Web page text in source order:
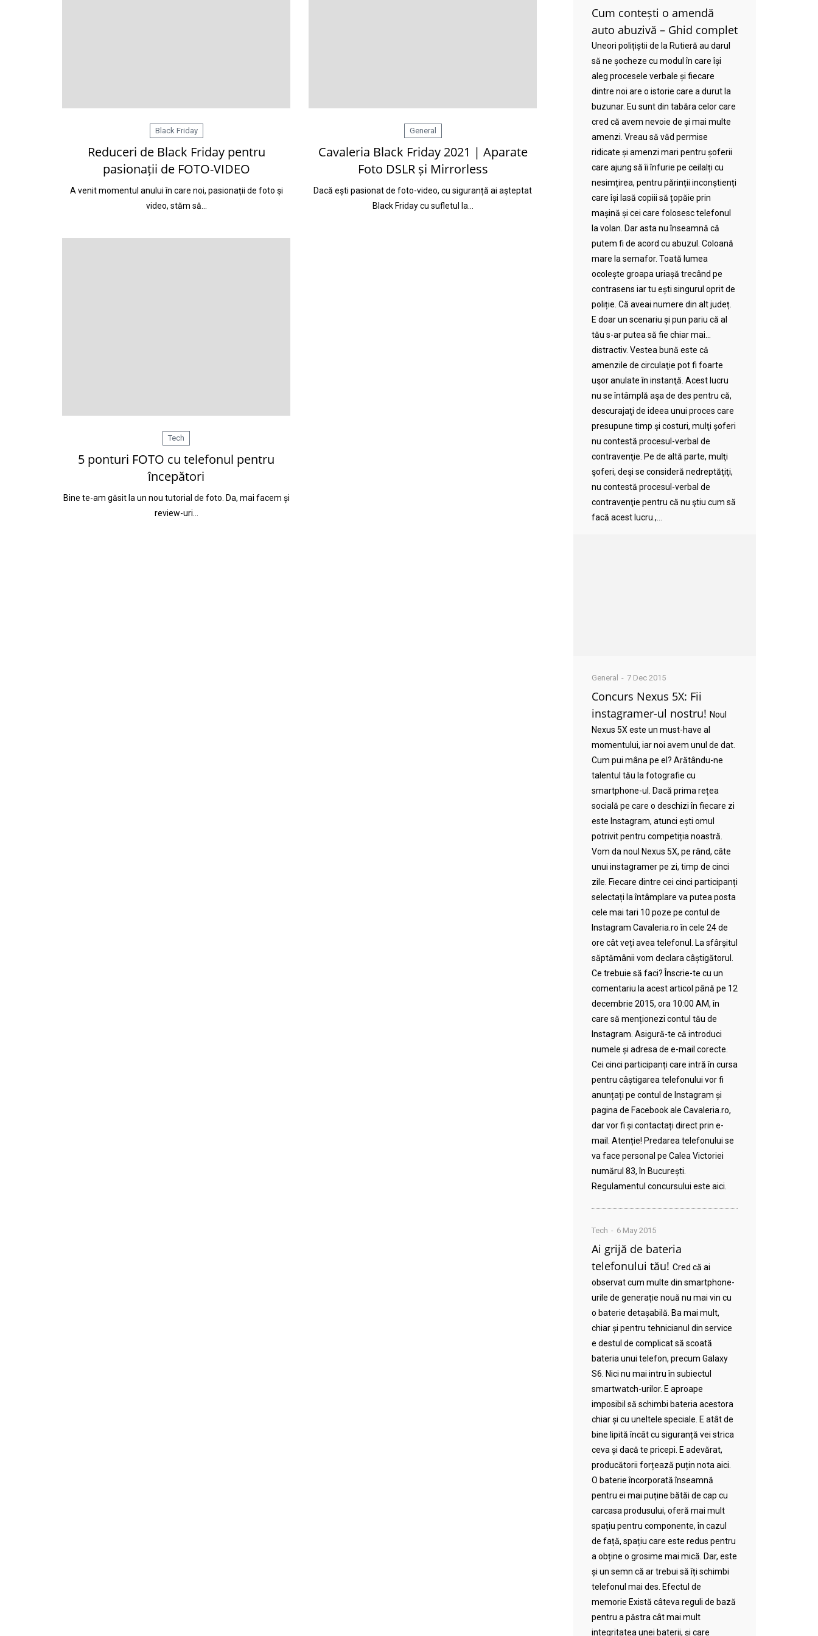
Black Friday
Reduceri de Black Friday pentru
pasionații de FOTO-VIDEO
A venit momentul anului în care noi, pasionații de foto și
video, stăm să…
General
Cavaleria Black Friday 2021 | Aparate
Foto DSLR și Mirrorless
Dacă ești pasionat de foto-video, cu siguranță ai așteptat
Black Friday cu sufletul la…
Tech
5 ponturi FOTO cu telefonul pentru
începători
Bine te-am găsit la un nou tutorial de foto. Da, mai facem și
review-uri…
Cum contești o amendă
auto abuzivă – Ghid complet
Uneori polițiștii de la Rutieră au darul
să ne șocheze cu modul în care își
aleg procesele verbale și fiecare
dintre noi are o istorie care a durut la
buzunar. Eu sunt din tabăra celor care
cred că avem nevoie de și mai multe
amenzi. Vreau să văd permise
ridicate și amenzi mari pentru șoferii
care ajung să îi înfurie pe ceilalți cu
nesimțirea, pentru părinții inconștienți
care își lasă copiii să țopăie prin
mașină și cei care folosesc telefonul
la volan. Dar asta nu înseamnă că
putem fi de acord cu abuzul. Coloană
mare la semafor. Toată lumea
ocolește groapa uriașă trecând pe
contrasens iar tu ești singurul oprit de
poliție. Că aveai numere din alt județ.
E doar un scenariu și pun pariu că al
tău s-ar putea să fie chiar mai…
distractiv. Vestea bună este că
amenzile de circulaţie pot fi foarte
uşor anulate în instanţă. Acest lucru
nu se întâmplă aşa de des pentru că,
descurajaţi de ideea unui proces care
presupune timp şi costuri, mulţi şoferi
nu contestă procesul-verbal de
contravenţie. Pe de altă parte, mulţi
şoferi, deşi se consideră nedreptăţiţi,
nu contestă procesul-verbal de
contravenţie pentru că nu ştiu cum să
facă acest lucru.,...
General 7 Dec 2015
Concurs Nexus 5X: Fii
instagramer-ul nostru! Noul
Nexus 5X este un must-have al
momentului, iar noi avem unul de dat.
Cum pui mâna pe el? Arătându-ne
talentul tău la fotografie cu
smartphone-ul. Dacă prima rețea
socială pe care o deschizi în fiecare zi
este Instagram, atunci ești omul
potrivit pentru competiția noastră.
Vom da noul Nexus 5X, pe rând, câte
unui instagramer pe zi, timp de cinci
zile. Fiecare dintre cei cinci participanți
selectați la întâmplare va putea posta
cele mai tari 10 poze pe contul de
Instagram Cavaleria.ro în cele 24 de
ore cât veți avea telefonul. La sfârșitul
săptămânii vom declara câștigătorul.
Ce trebuie să faci? Înscrie-te cu un
comentariu la acest articol până pe 12
decembrie 2015, ora 10:00 AM, în
care să menționezi contul tău de
Instagram. Asigură-te că introduci
numele și adresa de e-mail corecte.
Cei cinci participanți care intră în cursa
pentru câștigarea telefonului vor fi
anunțați pe contul de Instagram și
pagina de Facebook ale Cavaleria.ro,
dar vor fi și contactați direct prin e-
mail. Atenție! Predarea telefonului se
va face personal pe Calea Victoriei
numărul 83, în București.
Regulamentul concursului este aici.
Tech 6 May 2015
Ai grijă de bateria
telefonului tău! Cred că ai
observat cum multe din smartphone-
urile de generație nouă nu mai vin cu
o baterie detașabilă. Ba mai mult,
chiar și pentru tehnicianul din service
e destul de complicat să scoată
bateria unui telefon, precum Galaxy
S6. Nici nu mai intru în subiectul
smartwatch-urilor. E aproape
imposibil să schimbi bateria acestora
chiar și cu uneltele speciale. E atât de
bine lipită încât cu siguranță vei strica
ceva și dacă te pricepi. E adevărat,
producătorii forțează puțin nota aici.
O baterie încorporată înseamnă
pentru ei mai puține bătăi de cap cu
carcasa produsului, oferă mai mult
spațiu pentru componente, în cazul
de față, spațiu care este redus pentru
a obține o grosime mai mică. Dar, este
și un semn că ar trebui să îți schimbi
telefonul mai des. Efectul de
memorie Există câteva reguli de bază
pentru a păstra cât mai mult
integritatea unei baterii, și care